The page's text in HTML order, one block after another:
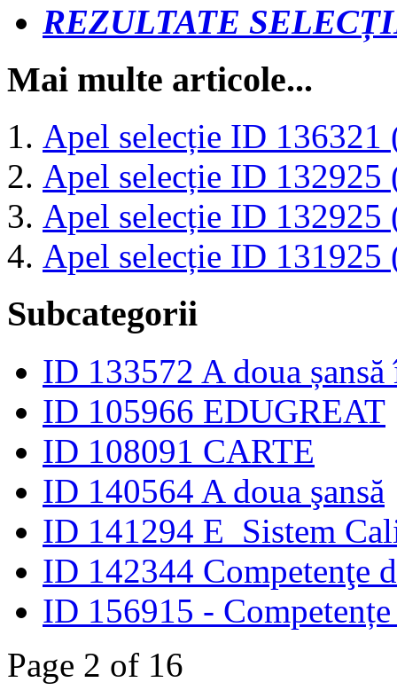
REZULTATE
Mai multe articole...
Apel selecție ID 136321
Apel selecție ID
Apel selecție ID
Apel selecție ID 131925
Subcategorii
ID 133572 A doua șansă
ID 105966 EDUGREAT
ID 108091 CARTE
ID 140564 A doua şansă
ID 141294 E_Sistem
ID 142344 Competenţe
ID 156915 -
Page 2 of 16